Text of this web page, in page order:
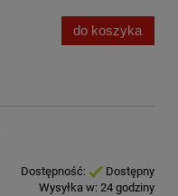
do koszyka
Dostępność:
Dostępny
Wysyłka w: 24 godziny